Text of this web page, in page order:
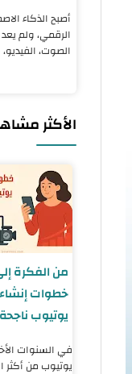
أصبح الذكاء
الرقمي، ولم
الصوت،
الأكثر
من الفكرة
خطوات
يوتيوب
في السنوات
يوتيوب من أكثر